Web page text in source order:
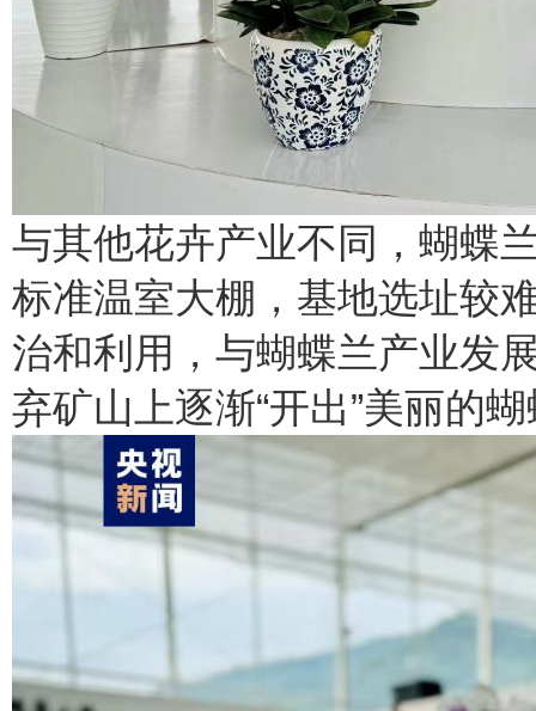
与其他花卉产业不同，蝴蝶
标准温室大棚，基地选址较
治和利用，与蝴蝶兰产业发
弃矿山上逐渐“开出”美丽的